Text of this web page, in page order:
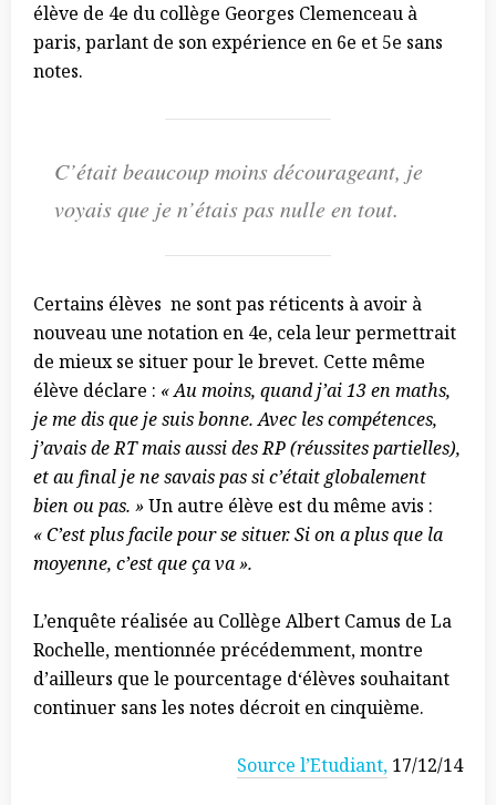
élève de 4e du collège Georges Clemenceau à
paris, parlant de son expérience en 6e et 5e sans
notes.
C’était beaucoup moins décourageant, je
voyais que je n’étais pas nulle en tout.
Certains élèves ne sont pas réticents à avoir à
nouveau une notation en 4e, cela leur permettrait
de mieux se situer pour le brevet. Cette même
élève déclare : « Au moins, quand j’ai 13 en maths,
je me dis que je suis bonne. Avec les compétences,
j’avais de RT mais aussi des RP (réussites partielles),
et au final je ne savais pas si c’était globalement
bien ou pas. »Un autre élève est du même avis :
« C’est plus facile pour se situer. Si on a plus que la
moyenne, c’est que ça va ».
L’enquête réalisée au Collège Albert Camus de La
Rochelle, mentionnée précédemment, montre
d’ailleurs que le pourcentage d‘élèves souhaitant
continuer sans les notes décroit en cinquième.
Source l’Etudiant, 17/12/14